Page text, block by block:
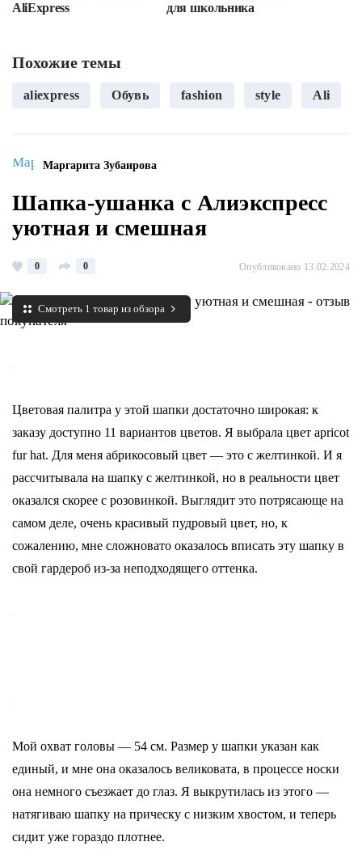
AliExpress
для школьника
Похожие темы
aliexpress Обувь fashion style Ali
Маргарита Зубаирова
Шапка-ушанка с Алиэкспресс
уютная и смешная
0 0 Опубликовано 13.02.2024
Смотреть 1 товар из обзора
Цветовая палитра у этой шапки достаточно широкая: к
заказу доступно 11 вариантов цветов. Я выбрала цвет apricot
fur hat. Для меня абрикосовый цвет — это с желтинкой. И я
рассчитывала на шапку с желтинкой, но в реальности цвет
оказался скорее с розовинкой. Выглядит это потрясающе на
самом деле, очень красивый пудровый цвет, но, к
сожалению, мне сложновато оказалось вписать эту шапку в
свой гардероб из-за неподходящего оттенка.
Мой охват головы — 54 см. Размер у шапки указан как
единый, и мне она оказалось великовата, в процессе носки
она немного съезжает до глаз. Я выкрутилась из этого —
натягиваю шапку на прическу с низким хвостом, и теперь
сидит уже гораздо плотнее.